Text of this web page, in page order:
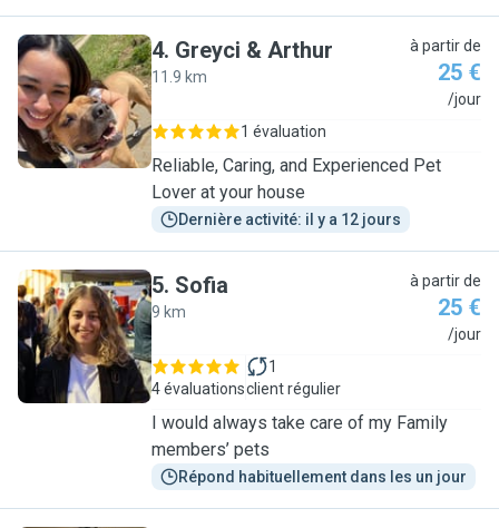
G
4. Greyci & Arthur
11.9 km
à partir de
25 €
/jour
1 évaluation
Reliable, Caring, and Experienced Pet
Lover at your house
Dernière activité: il y a 12 jours
S
5. Sofia
9 km
à partir de
25 €
/jour
4 évaluations
1
client régulier
I would always take care of my Family
members’ pets
Répond habituellement dans les un jour